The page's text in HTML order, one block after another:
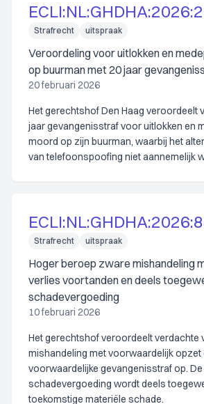
Strafrecht uitspraak
Veroordeling voor uitlokken en
op buurman met 20 jaar
20 februari 2026
Het gerechtshof Den Haag veroordeelt
jaar gevangenisstraf voor uitlokken en
moord op zijn buurman, waarbij het
van telefoonspoofing niet aannemelijk
Strafrecht uitspraak
Hoger beroep zware mishandeling
verlies voortanden en deels
schadevergoeding
10 februari 2026
Het gerechtshof veroordeelt verdachte
mishandeling met voorwaardelijk opzet
voorwaardelijke gevangenisstraf op.
schadevergoeding wordt deels
toekomstige materiële schade.